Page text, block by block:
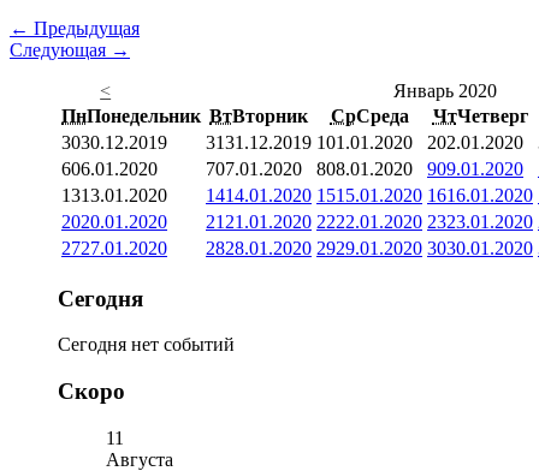
← Предыдущая
Следующая →
<
Январь 2020
ПнПонедельник ВтВторник СрСреда ЧтЧетверг
3030.12.2019 3131.12.2019 101.01.2020 202.01.2020
606.01.2020 707.01.2020 808.01.2020 909.01.2020
1313.01.2020 1414.01.2020 1515.01.2020 1616.01.2020
2020.01.2020 21 21.01.2020 2222.01.2020 2323.01.2020
2727.01.2020 2828.01.2020 2929.01.2020 3030.01.2020
Сегодня
Сегодня нет событий
Скоро
11
Августа